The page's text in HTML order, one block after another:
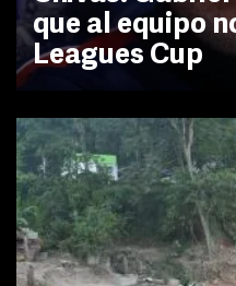
que al equipo
Leagues Cup